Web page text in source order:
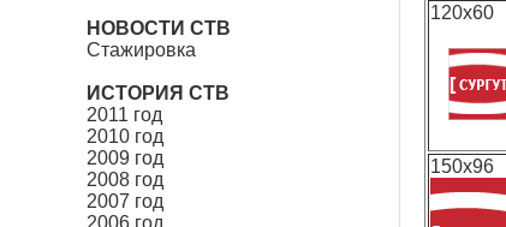
120x60
150x96
НОВОСТИ СТВ
Стажировка
ИСТОРИЯ СТВ
2011 год
2010 год
2009 год
2008 год
2007 год
2006 год